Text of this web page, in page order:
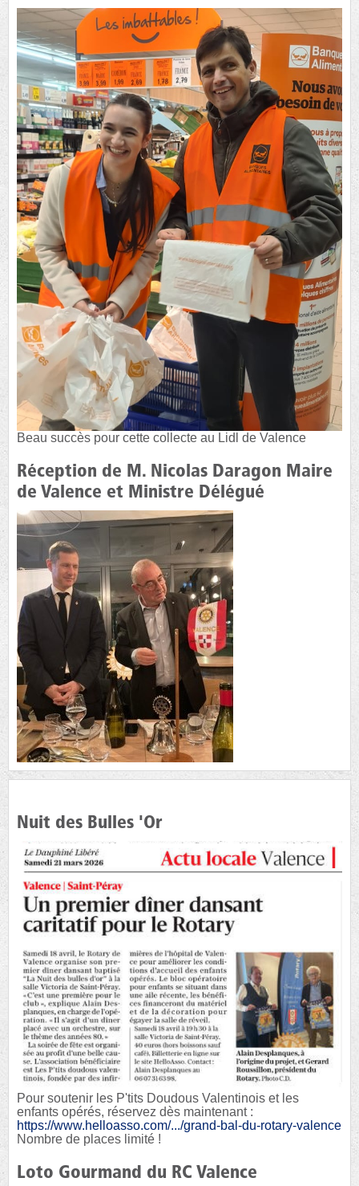
Beau succès pour cette collecte au Lidl de Valence
Réception de M. Nicolas Daragon Maire
de Valence et Ministre Délégué
Nuit des Bulles 'Or
Pour soutenir les P'tits Doudous Valentinois et les
enfants opérés, réservez dès maintenant :
https://www.helloasso.com/.../grand-bal-du-rotary-valence
Nombre de places limité !
Loto Gourmand du RC Valence